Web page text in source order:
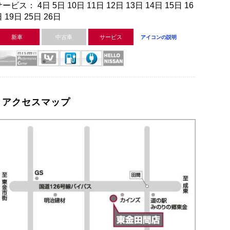
ービス： 4日 5日 10日 11日 12日 13日 14日 15日 16
19日 25日 26日
新車 中古車 サービス アイコンの説明
アクセスマップ